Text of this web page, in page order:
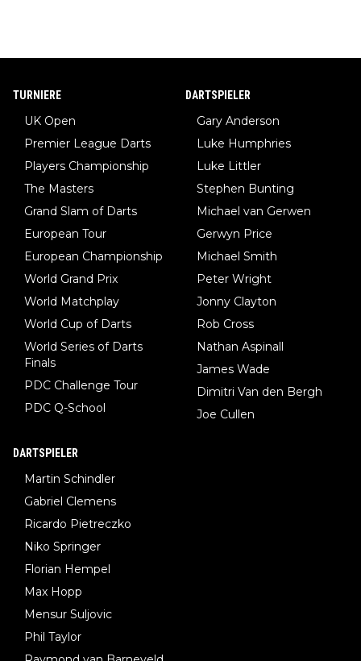
TURNIERE
UK Open
Premier League Darts
Players Championship
The Masters
Grand Slam of Darts
European Tour
European Championship
World Grand Prix
World Matchplay
World Cup of Darts
World Series of Darts
Finals
PDC Challenge Tour
PDC Q-School
DARTSPIELER
Gary Anderson
Luke Humphries
Luke Littler
Stephen Bunting
Michael van Gerwen
Gerwyn Price
Michael Smith
Peter Wright
Jonny Clayton
Rob Cross
Nathan Aspinall
James Wade
Dimitri Van den Bergh
Joe Cullen
DARTSPIELER
Martin Schindler
Gabriel Clemens
Ricardo Pietreczko
Niko Springer
Florian Hempel
Max Hopp
Mensur Suljovic
Phil Taylor